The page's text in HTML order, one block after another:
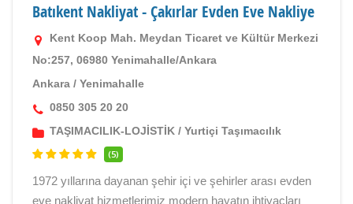
Batıkent Nakliyat - Çakırlar Evden Eve Nakliye
Kent Koop Mah. Meydan Ticaret ve Kültür Merkezi
No:257, 06980 Yenimahalle/Ankara
Ankara / Yenimahalle
0850 305 20 20
TAŞIMACILIK-LOJİSTİK / Yurtiçi Taşımacılık
(5)
1972 yıllarına dayanan şehir içi ve şehirler arası evden
eve nakliyat hizmetlerimiz modern hayatın ihtiyaçları